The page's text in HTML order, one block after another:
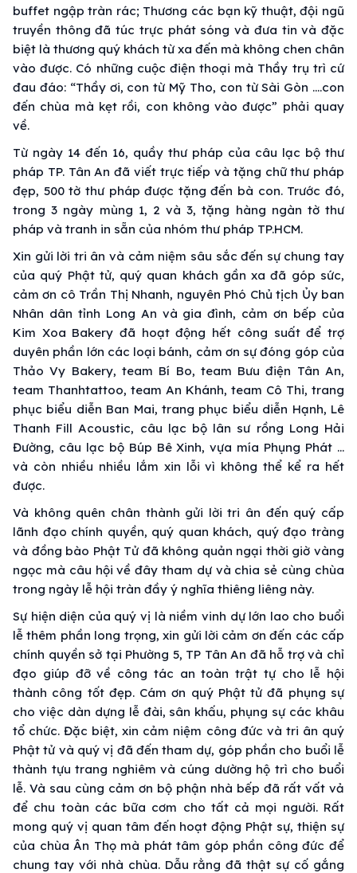
buffet ngập tràn rác; Thương các bạn kỹ thuật, đội ngũ
truyền thông đã túc trực phát sóng và đưa tin và đặc
biệt là thương quý khách từ xa đến mà không chen chân
vào được. Có những cuộc điện thoại mà Thầy trụ trì cứ
đau đáo: “Thầy ơi, con từ Mỹ Tho, con từ Sài Gòn ….con
đến chùa mà kẹt rồi, con không vào được” phải quay
về.
Từ ngày 14 đến 16, quầy thư pháp của câu lạc bộ thư
pháp TP. Tân An đã viết trực tiếp và tặng chữ thư pháp
đẹp, 500 tờ thư pháp được tặng đến bà con. Trước đó,
trong 3 ngày mùng 1, 2 và 3, tặng hàng ngàn tờ thư
pháp và tranh in sẵn của nhóm thư pháp TP.HCM.
Xin gửi lời tri ân và cảm niệm sâu sắc đến sự chung tay
của quý Phật tử, quý quan khách gần xa đã góp sức,
cảm ơn cô Trần Thị Nhanh, nguyên Phó Chủ tịch Ủy ban
Nhân dân tỉnh Long An và gia đình, cảm ơn bếp của
Kim Xoa Bakery đã hoạt động hết công suất để trợ
duyên phần lớn các loại bánh, cảm ơn sự đóng góp của
Thảo Vy Bakery, team Bí Bo, team Bưu điện Tân An,
team Thanhtattoo, team An Khánh, team Cô Thi, trang
phục biểu diễn Ban Mai, trang phục biểu diễn Hạnh, Lê
Thanh Fill Acoustic, câu lạc bộ lân sư rồng Long Hải
Đường, câu lạc bộ Búp Bê Xinh, vựa mía Phụng Phát …
và còn nhiều nhiều lắm xin lỗi vì không thể kể ra hết
được.
Và không quên chân thành gửi lời tri ân đến quý cấp
lãnh đạo chính quyền, quý quan khách, quý đạo tràng
và đồng bào Phật Tử đã không quản ngại thời giờ vàng
ngọc mà câu hội về đây tham dự và chia sẻ cùng chùa
trong ngày lễ hội tràn đầy ý nghĩa thiêng liêng này.
Sự hiện diện của quý vị là niềm vinh dự lớn lao cho buổi
lễ thêm phần long trọng, xin gửi lời cảm ơn đến các cấp
chính quyền sở tại Phường 5, TP Tân An đã hỗ trợ và chỉ
đạo giúp đỡ về công tác an toàn trật tự cho lễ hội
thành công tốt đẹp. Cám ơn quý Phật tử đã phụng sự
cho việc dàn dựng lễ đài, sân khấu, phụng sự các khâu
tổ chức. Đặc biệt, xin cảm niệm công đức và tri ân quý
Phật tử và quý vị đã đến tham dự, góp phần cho buổi lễ
thành tựu trang nghiêm và cúng dường hộ trì cho buổi
lễ. Và sau cùng cảm ơn bộ phận nhà bếp đã rất vất vả
để chu toàn các bữa cơm cho tất cả mọi người. Rất
mong quý vị quan tâm đến hoạt động Phật sự, thiện sự
của chùa Ân Thọ mà phát tâm góp phần công đức để
chung tay với nhà chùa. Dẫu rằng đã thật sự cố gắng